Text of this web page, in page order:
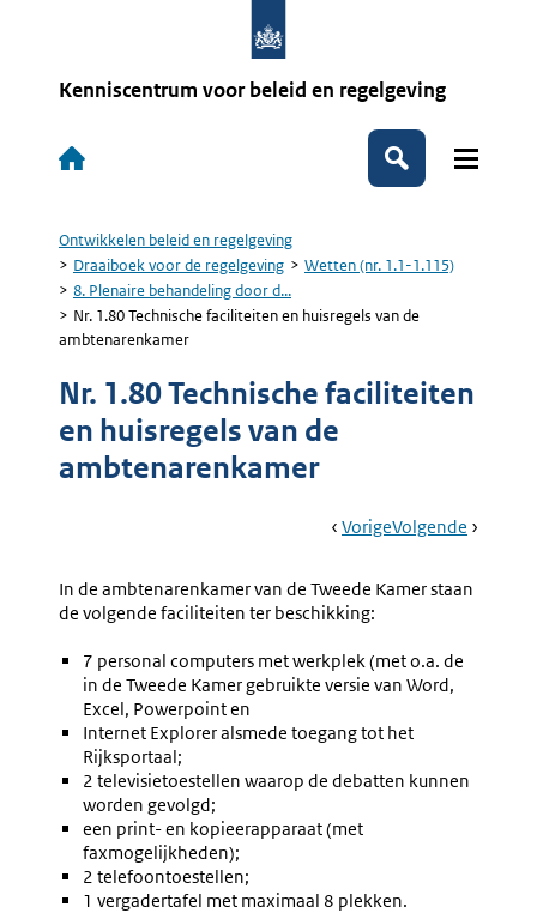
Kenniscentrum voor beleid en regelgeving
Hoofdnavigatie
Zoeken
Kruimelpad
Ontwikkelen beleid en regelgeving
Draaiboek voor de regelgeving
Wetten (nr. 1.1-1.115)
8. Plenaire behandeling door d...
Nr. 1.80 Technische faciliteiten en huisregels van de
ambtenarenkamer
Nr. 1.80 Technische faciliteiten
en huisregels van de
ambtenarenkamer
Book
Ga
VorigePagina:
Communicatie
Bewindspersoon
Tijdens
Debat
Ga
Volgende Pagina:
In de ambtenarenkamer van de Tweede Kamer staan
de volgende faciliteiten ter beschikking:
7 personal computers met werkplek (met o.a. de
in de Tweede Kamer gebruikte versie van Word,
Excel, Powerpoint en
Internet Explorer alsmede toegang tot het
Rijksportaal;
2 televisietoestellen waarop de debatten kunnen
worden gevolgd;
een print- en kopieerapparaat (met
faxmogelijkheden);
2 telefoontoestellen;
1 vergadertafel met maximaal 8 plekken.